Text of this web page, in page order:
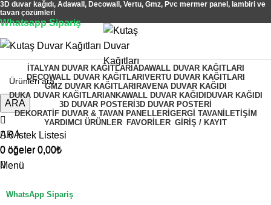
3D duvar kağıdı, Adawall, Decowall, Vertu, Gmz, Pvc mermer panel, lambiri ve
tavan çözümleri
Whatsapp Sipariş
2500 TL üzeri alışverişlerde vade farksız 3 taksit fırsatı!
ARA
0İstek Listesi
0 öğeler 0,00₺
Menü
WhatsApp Sipariş
İTALYAN DUVAR KAĞITLARI ADAWALL DUVAR KAĞITLARI
DECOWALL DUVAR KAĞITLARI VERTU DUVAR KAĞITLARI
GMZ DUVAR KAĞITLARI RAVENA DUVAR KAĞIDI
DUKA DUVAR KAĞITLARI ANKAWALL DUVAR KAĞIDI DUVAR KAĞIDI
3D DUVAR POSTERI 3D DUVAR POSTERI
DEKORATIF DUVAR & TAVAN PANELLERI GERGI TAVAN İLETIŞIM
YARDIMCI ÜRÜNLER FAVORİLER GİRİŞ / KAYIT
ARA
0 öğeler 0,00₺
Büyütmek için tıklayın